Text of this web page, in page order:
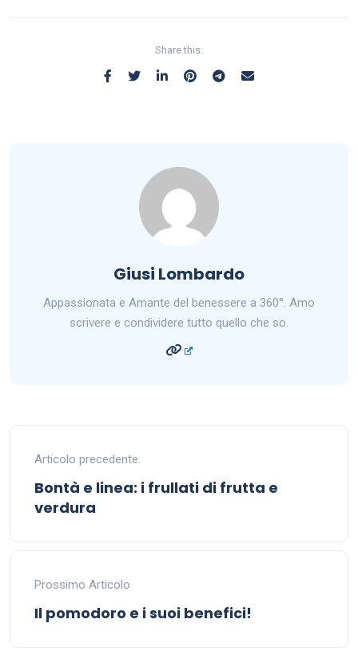
Share this:
Giusi Lombardo
Appassionata e Amante del benessere a 360°. Amo
scrivere e condividere tutto quello che so.
Articolo precedente.
Bontà e linea: i frullati di frutta e
verdura
Prossimo Articolo
Il pomodoro e i suoi benefici!